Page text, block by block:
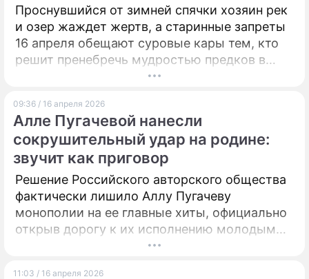
СТИЛЬ ЖИЗНИ
СЕРИАЛЫ
О ПРОЕКТЕ
Проснувшийся от зимней спячки хозяин рек
и озер жаждет жертв, а старинные запреты
16 апреля обещают суровые кары тем, кто
решит пренебречь мудростью предков в
этот мистический день.
09:36 / 16 апреля 2026
Алле Пугачевой нанесли
сокрушительный удар на родине:
звучит как приговор
Решение Российского авторского общества
фактически лишило Аллу Пугачеву
монополии на ее главные хиты, официально
открыв дорогу к их исполнению молодым
звездам без оглядки на мнение уехавшей
11:03 / 16 апреля 2026